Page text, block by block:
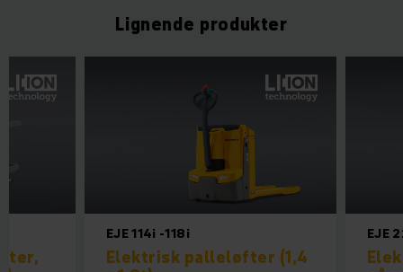
Lignende produkter
EJE 114i -118i
Elektrisk palleløfter (1,4
EJE